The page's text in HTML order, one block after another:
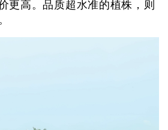
更高。品质超水准的植株，则